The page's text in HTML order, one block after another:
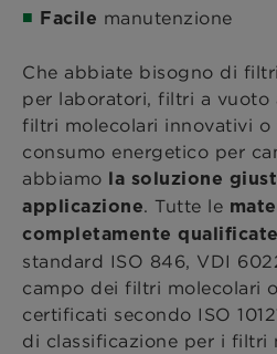
Facile manutenzione
Che abbiate bisogno di
per laboratori, filtri a vuoto
filtri molecolari innovativi o
consumo energetico per
abbiamo la soluzione
applicazione. Tutte le
completamente qualificate
standard ISO 846, VDI
campo dei filtri molecolari
certificati secondo ISO
di classificazione per i filtri